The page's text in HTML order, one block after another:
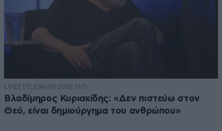
LIFESTYLE06·08·2026 16:11
Βλαδίμηρος Κυριακίδης: «Δεν πιστεύω στον
Θεό, είναι δημιούργημα του ανθρώπου»